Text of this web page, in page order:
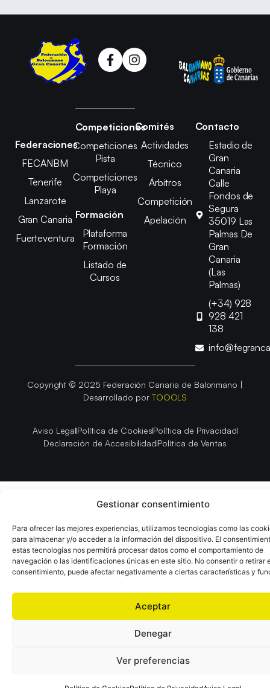
Gestionar consentimiento
Para ofrecer las mejores experiencias, utilizamos tecnologías como las
para almacenar y/o acceder a la información del dispositivo. El
estas tecnologías nos permitirá procesar datos como el comportamiento de
navegación o las identificaciones únicas en este sitio. No consentir o retirar
consentimiento, puede afectar negativamente a ciertas características y
Aceptar
Denegar
Ver preferencias
Federaciones
FECANBM
Tenerife
Lanzarote
Gran Canaria
Fuerteventura
Competiciones
Competiciones
Pista
Competiciones
Playa
Formación
Plataforma
Formación
Listado de
Cursos
Comités
Actividades
Técnico
Árbitros
Competición
Apelación
Contacto
Estadio de
Gran
Canaria
Calle
Fondos de
Segura
35019 Las
Palmas De
Gran
Canaria
(Las
Palmas)
(+34) 928
928 421
138
Copyright © 2025 Federación Canaria de Balonmano |
Desarrollado por TOOOLS
Aviso LegalPolítica de CookiesPolítica de Privacidad
Declaración de AccesibilidadPolítica de Ventas